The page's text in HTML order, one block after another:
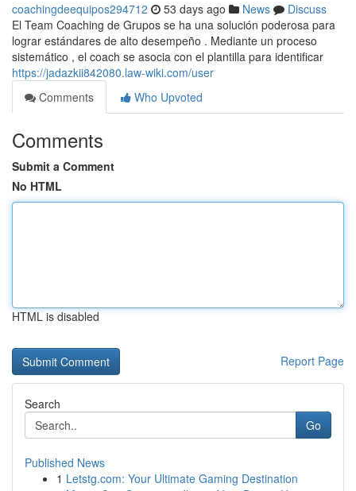
coachingdeequipos294712 53 days ago News
Discuss
El Team Coaching de Grupos se ha una solución poderosa para
lograr estándares de alto desempeño . Mediante un proceso
sistemático , el coach se asocia con el plantilla para identificar
https://jadazkii842080.law-wiki.com/user
Comments
Who Upvoted
Comments
Submit a Comment
No HTML
HTML is disabled
Report Page
Search
Go
Published News
1 Letstg.com: Your Ultimate Gaming Destination